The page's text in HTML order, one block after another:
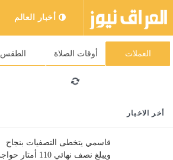
أخبار العالم
العملات أوقات الصلاة الطقس
أخر الاخبار
قاسمي يتخطى التصفيات بنجاح
ويبلغ نصف نهائي 110 أمتار حواجز